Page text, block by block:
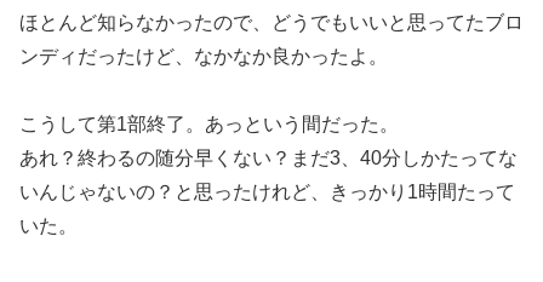
ほとんど知らなかったので、どうでもいいと思ってたブロ
ンディだったけど、なかなか良かったよ。
こうして第1部終了。あっという間だった。
あれ？終わるの随分早くない？まだ3、40分しかたってな
いんじゃないの？と思ったけれど、きっかり1時間たって
いた。